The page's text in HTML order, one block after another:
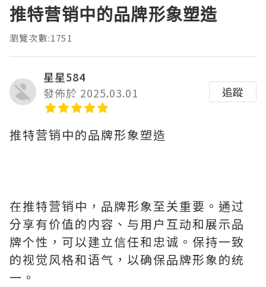
推特营销中的品牌形象塑造
瀏覽次數:1751
星星584
發佈於 2025.03.01
追蹤
推特营销中的品牌形象塑造
在推特营销中，品牌形象至关重要。通过
分享有价值的内容、与用户互动和展示品
牌个性，可以建立信任和忠诚。保持一致
的视觉风格和语气，以确保品牌形象的统
一。